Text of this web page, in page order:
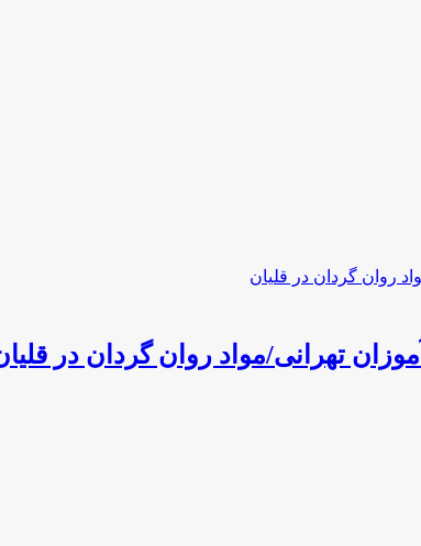
تهرانی/مواد روان گردان در